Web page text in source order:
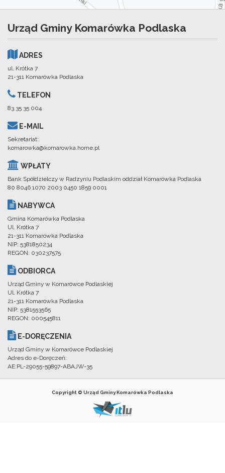
Urząd Gminy Komarówka Podlaska
ADRES
ul. Krótka 7
21-311 Komarówka Podlaska
TELEFON
83 35 35 004
E-MAIL
Sekretariat:
komarowka@komarowka.home.pl
WPŁATY
Bank Spółdzielczy w Radzyniu Podlaskim oddział Komarówka Podlaska
80 8046 1070 2003 0450 1859 0001
NABYWCA
Gmina Komarówka Podlaska
Ul. Krótka 7
21-311 Komarówka Podlaska
NIP: 5381850234
REGON: 030237575
ODBIORCA
Urząd Gminy w Komarówce Podlaskiej
Ul. Krótka 7
21-311 Komarówka Podlaska
NIP: 5381553565
REGON: 000545811
E-DORĘCZENIA
Urząd Gminy w Komarówce Podlaskiej
Adres do e-Doręczeń:
AE:PL-29055-59897-ABAJW-35
Copyright © Urząd Gminy Komarówka Podlaska